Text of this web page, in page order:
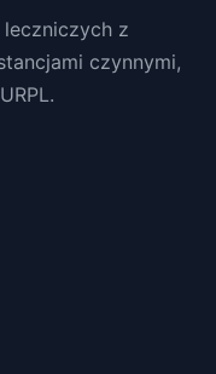
z
czynnymi,